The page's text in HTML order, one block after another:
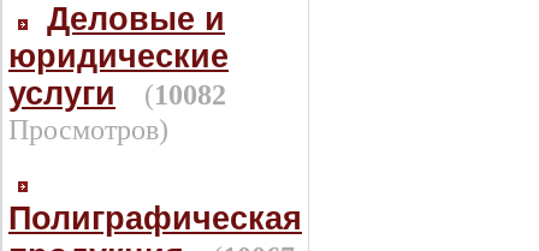
Деловые и
юридические
услуги
(10082
Просмотров)
Полиграфическая